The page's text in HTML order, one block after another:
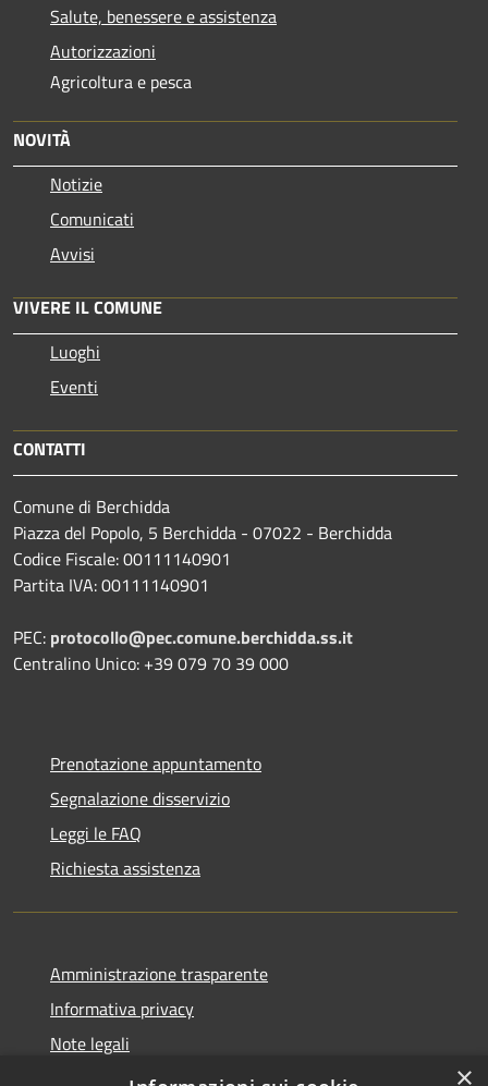
Salute, benessere e assistenza
Autorizzazioni
Agricoltura e pesca
NOVITÀ
Notizie
Comunicati
Avvisi
VIVERE IL COMUNE
Luoghi
Eventi
CONTATTI
Comune di Berchidda
Piazza del Popolo, 5 Berchidda - 07022 - Berchidda
Codice Fiscale: 00111140901
Partita IVA: 00111140901
PEC: protocollo@pec.comune.berchidda.ss.it
Centralino Unico: +39 079 70 39 000
Prenotazione appuntamento
Segnalazione disservizio
Leggi le FAQ
Richiesta assistenza
Amministrazione trasparente
Informativa privacy
Note legali
Dichiarazione di accessibilità
×